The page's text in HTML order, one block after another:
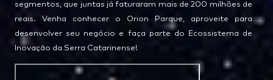
segmentos, que juntas já faturaram mais de 200 milhões de
reais. Venha conhecer o Orion Parque, aproveite para
desenvolver seu negócio e faça parte do Ecossistema de
Inovação da Serra Catarinense!